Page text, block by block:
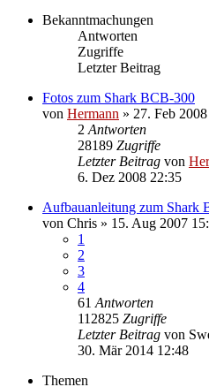
Bekanntmachungen
Antworten
Zugriffe
Letzter Beitrag
Fotos zum Shark BCB-300
von Hermann » 27. Feb
2 Antworten
28189 Zugriffe
Letzter Beitrag von
6. Dez 2008 22:35
Aufbauanleitung zum Shark
von Chris » 15. Aug 2007
1
2
3
4
61 Antworten
112825 Zugriffe
Letzter Beitrag von
30. Mär 2014 12:48
Themen